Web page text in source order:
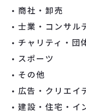
商社・卸売
士業・コンサル
チャリティ・団
スポーツ
その他
広告・クリエイ
建設・住宅・イ